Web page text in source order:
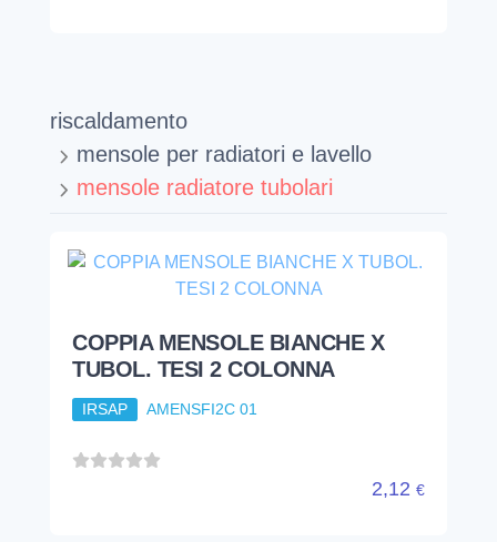
riscaldamento
mensole per radiatori e lavello
mensole radiatore tubolari
COPPIA MENSOLE BIANCHE X
TUBOL. TESI 2 COLONNA
IRSAP AMENSFI2C 01
2,12 €